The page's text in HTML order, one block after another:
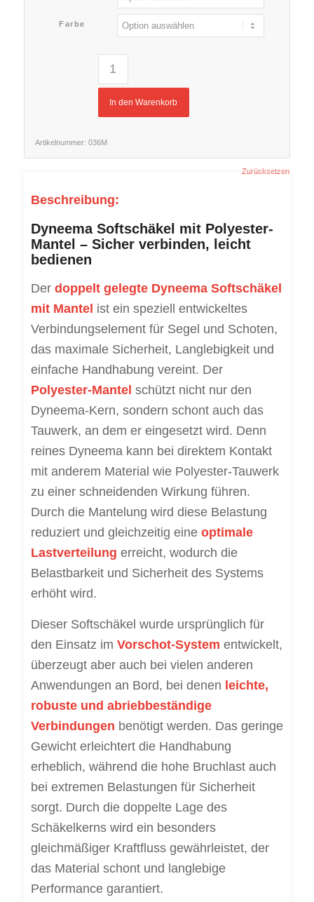
Farbe
Zurücksetzen
In den Warenkorb
Artikelnummer: 036M
Beschreibung:
Dyneema Softschäkel mit Polyester-
Mantel – Sicher verbinden, leicht
bedienen
Der doppelt gelegte Dyneema Softschäkel
mit Mantel ist ein speziell entwickeltes
Verbindungselement für Segel und Schoten,
das maximale Sicherheit, Langlebigkeit und
einfache Handhabung vereint. Der
Polyester-Mantel schützt nicht nur den
Dyneema-Kern, sondern schont auch das
Tauwerk, an dem er eingesetzt wird. Denn
reines Dyneema kann bei direktem Kontakt
mit anderem Material wie Polyester-Tauwerk
zu einer schneidenden Wirkung führen.
Durch die Mantelung wird diese Belastung
reduziert und gleichzeitig eine optimale
Lastverteilung erreicht, wodurch die
Belastbarkeit und Sicherheit des Systems
erhöht wird.
Dieser Softschäkel wurde ursprünglich für
den Einsatz im Vorschot-System entwickelt,
überzeugt aber auch bei vielen anderen
Anwendungen an Bord, bei denen leichte,
robuste und abriebbeständige
Verbindungen benötigt werden. Das geringe
Gewicht erleichtert die Handhabung
erheblich, während die hohe Bruchlast auch
bei extremen Belastungen für Sicherheit
sorgt. Durch die doppelte Lage des
Schäkelkerns wird ein besonders
gleichmäßiger Kraftfluss gewährleistet, der
das Material schont und langlebige
Performance garantiert.